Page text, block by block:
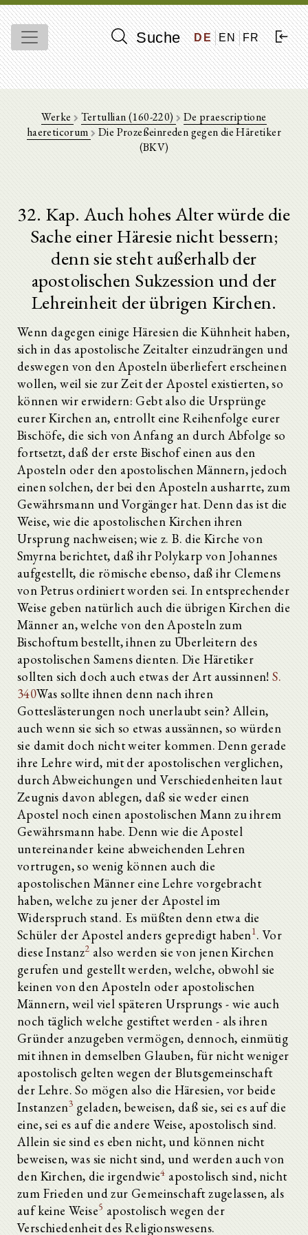
Suche DE EN FR
Werke Tertullian (160-220)
De praescriptione
haereticorum Die Prozeßeinreden gegen die Häretiker
(BKV)
32. Kap. Auch hohes Alter würde die
Sache einer Häresie nicht bessern;
denn sie steht außerhalb der
apostolischen Sukzession und der
Lehreinheit der übrigen Kirchen.
Wenn dagegen einige Häresien die Kühnheit haben,
sich in das apostolische Zeitalter einzudrängen und
deswegen von den Aposteln überliefert erscheinen
wollen, weil sie zur Zeit der Apostel existierten, so
können wir erwidern: Gebt also die Ursprünge
eurer Kirchen an, entrollt eine Reihenfolge eurer
Bischöfe, die sich von Anfang an durch Abfolge so
fortsetzt, daß der erste Bischof einen aus den
Aposteln oder den apostolischen Männern, jedoch
einen solchen, der bei den Aposteln ausharrte, zum
Gewährsmann und Vorgänger hat. Denn das ist die
Weise, wie die apostolischen Kirchen ihren
Ursprung nachweisen; wie z. B. die Kirche von
Smyrna berichtet, daß ihr Polykarp von Johannes
aufgestellt, die römische ebenso, daß ihr Clemens
von Petrus ordiniert worden sei. In entsprechender
Weise geben natürlich auch die übrigen Kirchen die
Männer an, welche von den Aposteln zum
Bischoftum bestellt, ihnen zu Überleitern des
apostolischen Samens dienten. Die Häretiker
sollten sich doch auch etwas der Art aussinnen!S.
340Was sollte ihnen denn nach ihren
Gotteslästerungen noch unerlaubt sein? Allein,
auch wenn sie sich so etwas aussännen, so würden
sie damit doch nicht weiter kommen. Denn gerade
ihre Lehre wird, mit der apostolischen verglichen,
durch Abweichungen und Verschiedenheiten laut
Zeugnis davon ablegen, daß sie weder einen
Apostel noch einen apostolischen Mann zu ihrem
Gewährsmann habe. Denn wie die Apostel
untereinander keine abweichenden Lehren
vortrugen, so wenig können auch die
apostolischen Männer eine Lehre vorgebracht
haben, welche zu jener der Apostel im
Widerspruch stand. Es müßten denn etwa die
Schüler der Apostel anders gepredigt haben1. Vor
diese Instanz2 also werden sie von jenen Kirchen
gerufen und gestellt werden, welche, obwohl sie
keinen von den Aposteln oder apostolischen
Männern, weil viel späteren Ursprungs - wie auch
noch täglich welche gestiftet werden - als ihren
Gründer anzugeben vermögen, dennoch, einmütig
mit ihnen in demselben Glauben, für nicht weniger
apostolisch gelten wegen der Blutsgemeinschaft
der Lehre. So mögen also die Häresien, vor beide
Instanzen3 geladen, beweisen, daß sie, sei es auf die
eine, sei es auf die andere Weise, apostolisch sind.
Allein sie sind es eben nicht, und können nicht
beweisen, was sie nicht sind, und werden auch von
den Kirchen, die irgendwie4 apostolisch sind, nicht
zum Frieden und zur Gemeinschaft zugelassen, als
auf keine Weise5 apostolisch wegen der
Verschiedenheit des Religionswesens.